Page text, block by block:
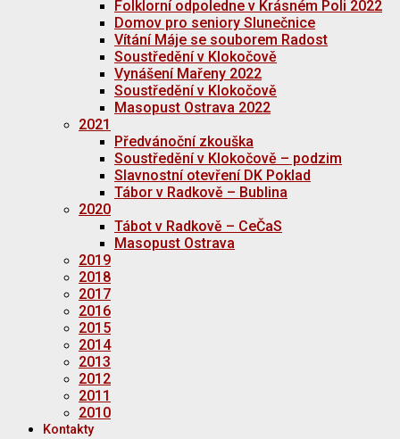
Folklorní odpoledne v Krásném Poli 2022
Domov pro seniory Slunečnice
Vítání Máje se souborem Radost
Soustředění v Klokočově
Vynášení Mařeny 2022
Soustředění v Klokočově
Masopust Ostrava 2022
2021
Předvánoční zkouška
Soustředění v Klokočově – podzim
Slavnostní otevření DK Poklad
Tábor v Radkově – Bublina
2020
Tábot v Radkově – CeČaS
Masopust Ostrava
2019
2018
2017
2016
2015
2014
2013
2012
2011
2010
Kontakty